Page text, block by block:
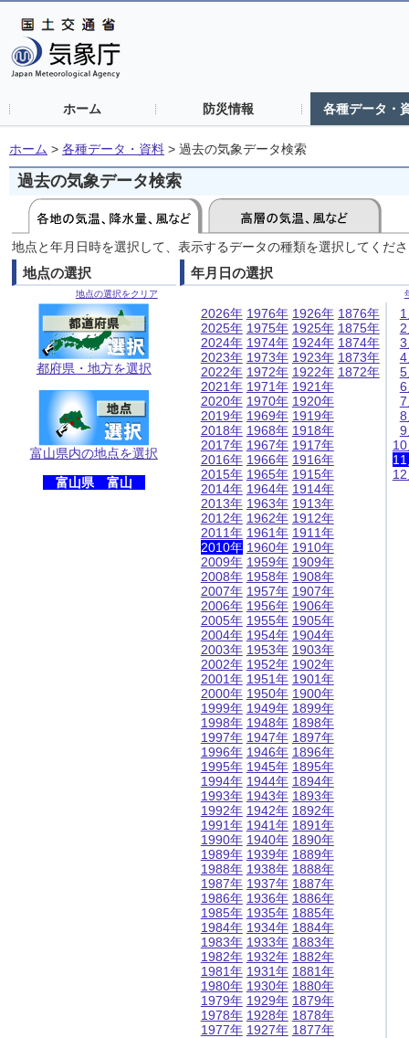
ホーム 防災情報 各種データ・
ホーム > 各種データ・資料 > 過去の気象データ検索
過去の気象データ検索
地点と年月日時を選択して、表示するデータの種類を選択してくだ
地点の選択
地点の選択をクリア
都府県・地方を選択
富山県内の地点を選択
富山県 富山
年月日の選択
2026年
2025年
2024年
2023年
2022年
2021年
2020年
2019年
2018年
2017年
2016年
2015年
2014年
2013年
2012年
2011年
2010年
2009年
2008年
2007年
2006年
2005年
2004年
2003年
2002年
2001年
2000年
1999年
1998年
1997年
1996年
1995年
1994年
1993年
1992年
1991年
1990年
1989年
1988年
1987年
1986年
1985年
1984年
1983年
1982年
1981年
1980年
1979年
1978年
1977年
1976年
1975年
1974年
1973年
1972年
1971年
1970年
1969年
1968年
1967年
1966年
1965年
1964年
1963年
1962年
1961年
1960年
1959年
1958年
1957年
1956年
1955年
1954年
1953年
1952年
1951年
1950年
1949年
1948年
1947年
1946年
1945年
1944年
1943年
1942年
1941年
1940年
1939年
1938年
1937年
1936年
1935年
1934年
1933年
1932年
1931年
1930年
1929年
1928年
1927年
1926年
1925年
1924年
1923年
1922年
1921年
1920年
1919年
1918年
1917年
1916年
1915年
1914年
1913年
1912年
1911年
1910年
1909年
1908年
1907年
1906年
1905年
1904年
1903年
1902年
1901年
1900年
1899年
1898年
1897年
1896年
1895年
1894年
1893年
1892年
1891年
1890年
1889年
1888年
1887年
1886年
1885年
1884年
1883年
1882年
1881年
1880年
1879年
1878年
1877年
1876年
1875年
1874年
1873年
1872年